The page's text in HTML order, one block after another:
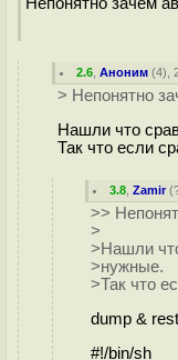
2.6 ,Аноним (4),
> Непонятно
Нашли что
Так что если
3.8 ,Zamir(
>>
>
>Нашли
>нужные.
>Так что
dump &
#!/bin/sh